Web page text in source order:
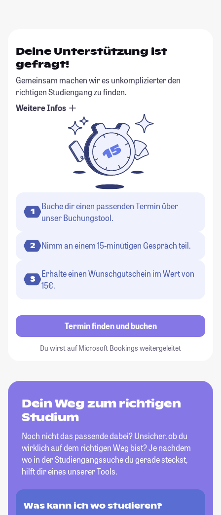
Deine Unterstützung ist
gefragt!
Gemeinsam machen wir es unkomplizierter den
richtigen Studiengang zu finden.
Weitere Infos
1
Buche dir einen passenden Termin über
unser Buchungstool.
2 Nimm an einem 15-minütigen Gespräch teil.
3
Erhalte einen Wunschgutschein im Wert von
15€.
Termin finden und buchen
Du wirst auf Microsoft Bookings weitergeleitet
Dein Weg zum richtigen
Studium
Noch nicht das passende dabei? Unsicher, ob du
wirklich auf dem richtigen Weg bist? Je nachdem
wo in der Studiengangssuche du gerade steckst,
hilft dir eines unserer Tools.
Was kann ich wo studieren?